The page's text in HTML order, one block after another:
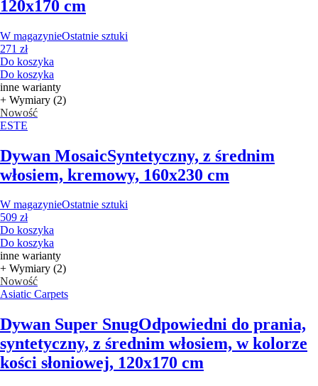
120x170 cm
W magazynieOstatnie sztuki
271 zł
Do koszyka
Do koszyka
inne warianty
+ Wymiary (2)
Nowość
ESTE
Dywan MosaicSyntetyczny, z średnim
włosiem, kremowy, 160x230 cm
W magazynieOstatnie sztuki
509 zł
Do koszyka
Do koszyka
inne warianty
+ Wymiary (2)
Nowość
Asiatic Carpets
Dywan Super SnugOdpowiedni do prania,
syntetyczny, z średnim włosiem, w kolorze
kości słoniowej, 120x170 cm